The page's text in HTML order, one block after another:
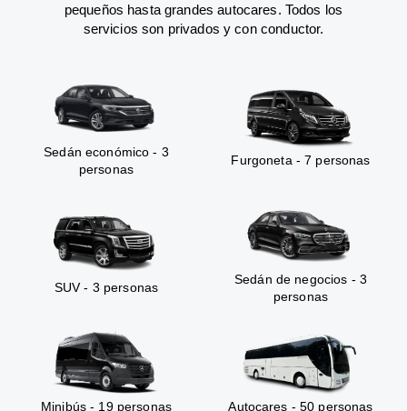
pequeños hasta grandes autocares. Todos los
servicios son privados y con conductor.
Sedán económico - 3
personas
Furgoneta - 7 personas
SUV - 3 personas
Sedán de negocios - 3
personas
Minibús - 19 personas Autocares - 50 personas